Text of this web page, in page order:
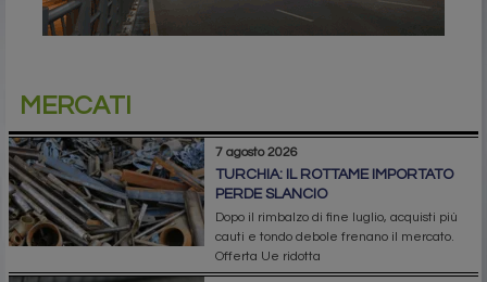
MERCATI
7 agosto 2026
TURCHIA: IL ROTTAME IMPORTATO
PERDE SLANCIO
Dopo il rimbalzo di fine luglio, acquisti più
cauti e tondo debole frenano il mercato.
Offerta Ue ridotta